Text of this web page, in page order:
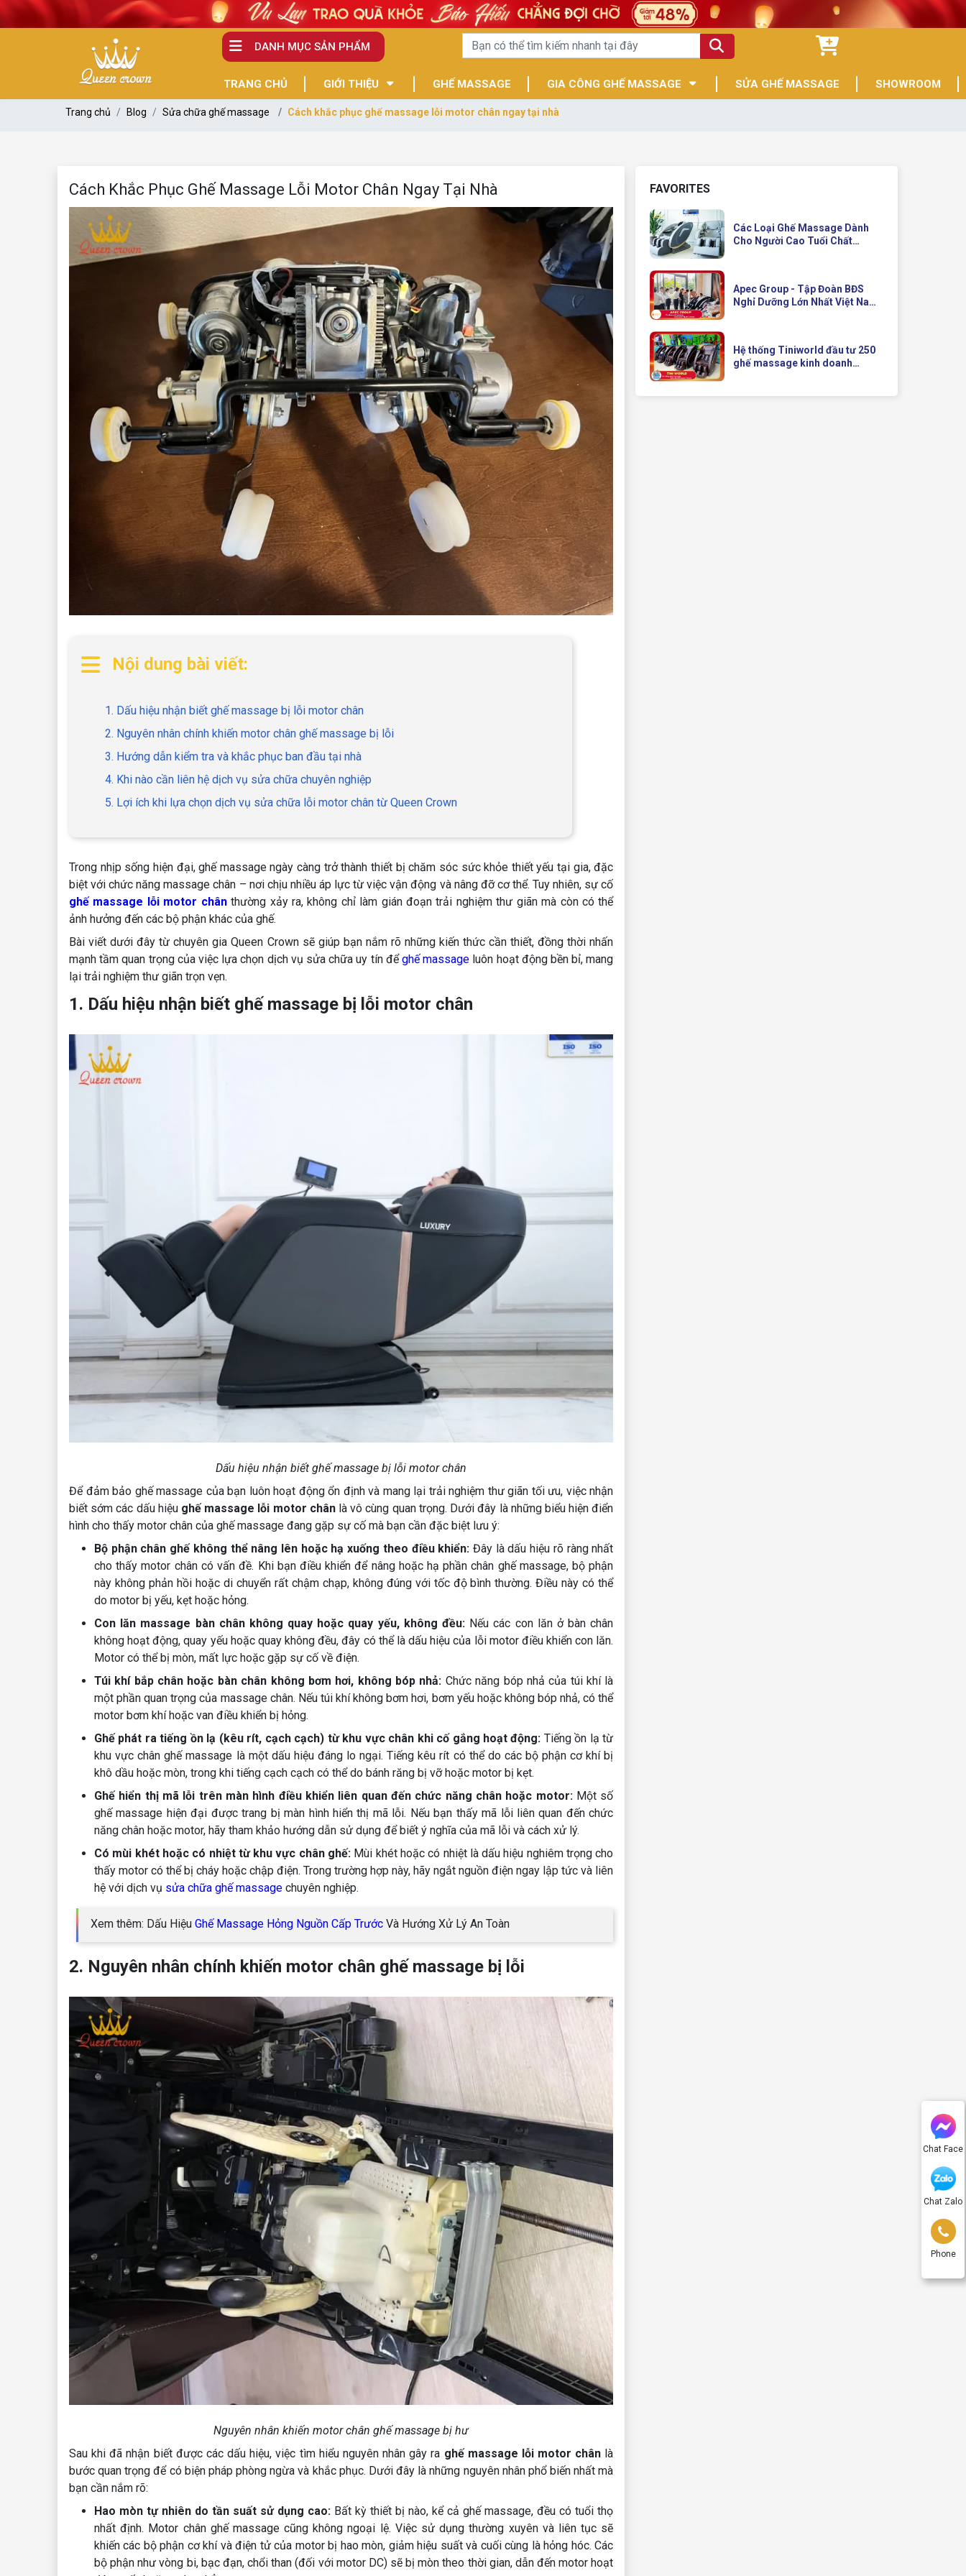
DANH MỤC SẢN PHẨM
TRANG CHỦ GIỚI THIỆU GHẾ MASSAGE GIA CÔNG GHẾ MASSAGE SỬA GHẾ MASSAGE SHOWROOM
Chat Face
Chat Zalo
Phone
Trang chủ Blog Sửa chữa ghế massage Cách khắc phục ghế massage lỗi motor chân ngay tại nhà
Cách Khắc Phục Ghế Massage Lỗi Motor Chân Ngay Tại Nhà
Nội dung bài viết:
1. Dấu hiệu nhận biết ghế massage bị lỗi motor chân
2. Nguyên nhân chính khiến motor chân ghế massage bị lỗi
3. Hướng dẫn kiểm tra và khắc phục ban đầu tại nhà
4. Khi nào cần liên hệ dịch vụ sửa chữa chuyên nghiệp
5. Lợi ích khi lựa chọn dịch vụ sửa chữa lỗi motor chân từ Queen Crown
Trong nhịp sống hiện đại, ghế massage ngày càng trở thành thiết bị chăm sóc sức khỏe thiết yếu tại gia, đặc
biệt với chức năng massage chân – nơi chịu nhiều áp lực từ việc vận động và nâng đỡ cơ thể. Tuy nhiên, sự cố
ghế massage lỗi motor chân thường xảy ra, không chỉ làm gián đoạn trải nghiệm thư giãn mà còn có thể
ảnh hưởng đến các bộ phận khác của ghế.
Bài viết dưới đây từ chuyên gia Queen Crown sẽ giúp bạn nắm rõ những kiến thức cần thiết, đồng thời nhấn
mạnh tầm quan trọng của việc lựa chọn dịch vụ sửa chữa uy tín đểghế massage luôn hoạt động bền bỉ, mang
lại trải nghiệm thư giãn trọn vẹn.
1. Dấu hiệu nhận biết ghế massage bị lỗi motor chân
Dấu hiệu nhận biết ghế massage bị lỗi motor chân
Để đảm bảo ghế massage của bạn luôn hoạt động ổn định và mang lại trải nghiệm thư giãn tối ưu, việc nhận
biết sớm các dấu hiệu ghế massage lỗi motor chânlà vô cùng quan trọng. Dưới đây là những biểu hiện điển
hình cho thấy motor chân của ghế massage đang gặp sự cố mà bạn cần đặc biệt lưu ý:
Bộ phận chân ghế không thể nâng lên hoặc hạ xuống theo điều khiển: Đây là dấu hiệu rõ ràng nhất
cho thấy motor chân có vấn đề. Khi bạn điều khiển để nâng hoặc hạ phần chân ghế massage, bộ phận
này không phản hồi hoặc di chuyển rất chậm chạp, không đúng với tốc độ bình thường. Điều này có thể
do motor bị yếu, kẹt hoặc hỏng.
Con lăn massage bàn chân không quay hoặc quay yếu, không đều: Nếu các con lăn ở bàn chân
không hoạt động, quay yếu hoặc quay không đều, đây có thể là dấu hiệu của lỗi motor điều khiển con lăn.
Motor có thể bị mòn, mất lực hoặc gặp sự cố về điện.
Túi khí bắp chân hoặc bàn chân không bơm hơi, không bóp nhả: Chức năng bóp nhả của túi khí là
một phần quan trọng của massage chân. Nếu túi khí không bơm hơi, bơm yếu hoặc không bóp nhả, có thể
motor bơm khí hoặc van điều khiển bị hỏng.
Ghế phát ra tiếng ồn lạ (kêu rít, cạch cạch) từ khu vực chân khi cố gắng hoạt động: Tiếng ồn lạ từ
khu vực chân ghế massage là một dấu hiệu đáng lo ngại. Tiếng kêu rít có thể do các bộ phận cơ khí bị
khô dầu hoặc mòn, trong khi tiếng cạch cạch có thể do bánh răng bị vỡ hoặc motor bị kẹt.
Ghế hiển thị mã lỗi trên màn hình điều khiển liên quan đến chức năng chân hoặc motor:Một số
ghế massage hiện đại được trang bị màn hình hiển thị mã lỗi. Nếu bạn thấy mã lỗi liên quan đến chức
năng chân hoặc motor, hãy tham khảo hướng dẫn sử dụng để biết ý nghĩa của mã lỗi và cách xử lý.
Có mùi khét hoặc có nhiệt từ khu vực chân ghế: Mùi khét hoặc có nhiệt là dấu hiệu nghiêm trọng cho
thấy motor có thể bị cháy hoặc chập điện. Trong trường hợp này, hãy ngắt nguồn điện ngay lập tức và liên
hệ với dịch vụ sửa chữa ghế massage chuyên nghiệp.
Xem thêm: Dấu Hiệu Ghế Massage Hỏng Nguồn Cấp Trước Và Hướng Xử Lý An Toàn
2. Nguyên nhân chính khiến motor chân ghế massage bị lỗi
Nguyên nhân khiến motor chân ghế massage bị hư
Sau khi đã nhận biết được các dấu hiệu, việc tìm hiểu nguyên nhân gây ra ghế massage lỗi motor chân là
bước quan trọng để có biện pháp phòng ngừa và khắc phục. Dưới đây là những nguyên nhân phổ biến nhất mà
bạn cần nắm rõ:
Hao mòn tự nhiên do tần suất sử dụng cao: Bất kỳ thiết bị nào, kể cả ghế massage, đều có tuổi thọ
nhất định. Motor chân ghế massage cũng không ngoại lệ. Việc sử dụng thường xuyên và liên tục sẽ
khiến các bộ phận cơ khí và điện tử của motor bị hao mòn, giảm hiệu suất và cuối cùng là hỏng hóc. Các
bộ phận như vòng bi, bạc đạn, chổi than (đối với motor DC) sẽ bị mòn theo thời gian, dẫn đến motor hoạt
FAVORITES
Các Loại Ghế Massage Dành
Cho Người Cao Tuổi Chất
Apec Group - Tập Đoàn BĐS
Nghỉ Dưỡng Lớn Nhất Việt Nam
Hệ thống Tiniworld đầu tư 250
ghế massage kinh doanh